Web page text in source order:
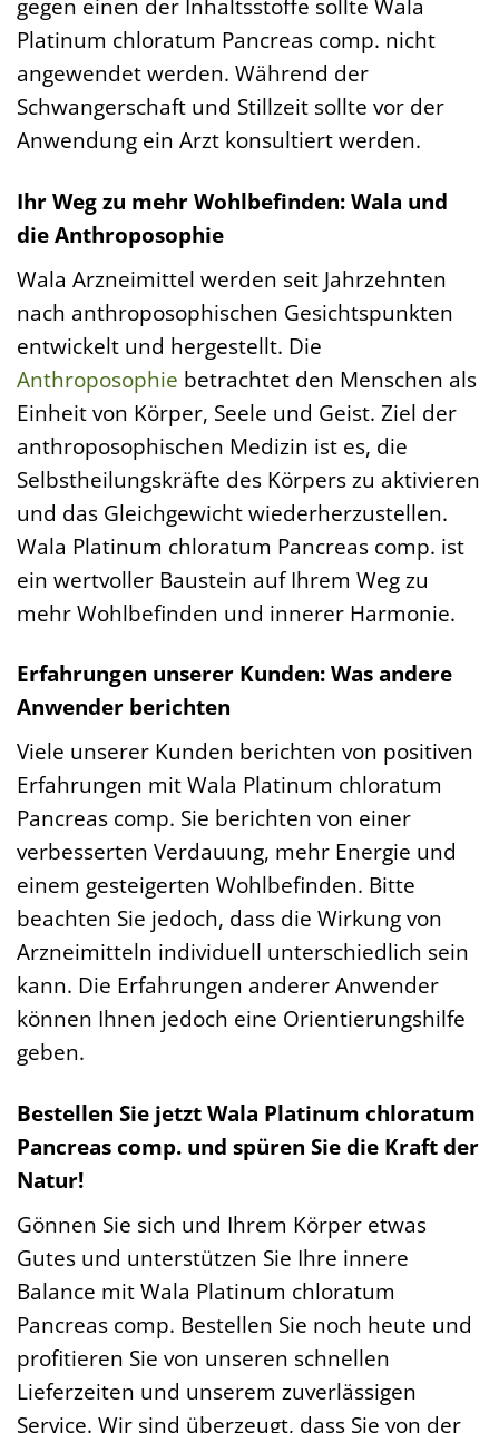
gegen einen der Inhaltsstoffe sollte Wala
Platinum chloratum Pancreas comp. nicht
angewendet werden. Während der
Schwangerschaft und Stillzeit sollte vor der
Anwendung ein Arzt konsultiert werden.
Ihr Weg zu mehr Wohlbefinden: Wala und
die Anthroposophie
Wala Arzneimittel werden seit Jahrzehnten
nach anthroposophischen Gesichtspunkten
entwickelt und hergestellt. Die
Anthroposophie betrachtet den Menschen als
Einheit von Körper, Seele und Geist. Ziel der
anthroposophischen Medizin ist es, die
Selbstheilungskräfte des Körpers zu aktivieren
und das Gleichgewicht wiederherzustellen.
Wala Platinum chloratum Pancreas comp. ist
ein wertvoller Baustein auf Ihrem Weg zu
mehr Wohlbefinden und innerer Harmonie.
Erfahrungen unserer Kunden: Was andere
Anwender berichten
Viele unserer Kunden berichten von positiven
Erfahrungen mit Wala Platinum chloratum
Pancreas comp. Sie berichten von einer
verbesserten Verdauung, mehr Energie und
einem gesteigerten Wohlbefinden. Bitte
beachten Sie jedoch, dass die Wirkung von
Arzneimitteln individuell unterschiedlich sein
kann. Die Erfahrungen anderer Anwender
können Ihnen jedoch eine Orientierungshilfe
geben.
Bestellen Sie jetzt Wala Platinum chloratum
Pancreas comp. und spüren Sie die Kraft der
Natur!
Gönnen Sie sich und Ihrem Körper etwas
Gutes und unterstützen Sie Ihre innere
Balance mit Wala Platinum chloratum
Pancreas comp. Bestellen Sie noch heute und
profitieren Sie von unseren schnellen
Lieferzeiten und unserem zuverlässigen
Service. Wir sind überzeugt, dass Sie von der